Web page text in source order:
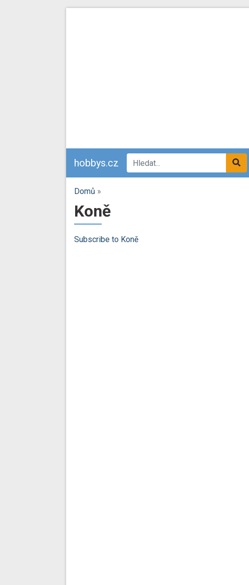
hobbys.cz
Domů »
Koně
Subscribe to Koně